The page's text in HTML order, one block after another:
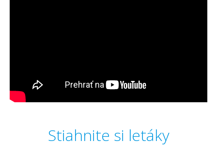
Stiahnite si letáky